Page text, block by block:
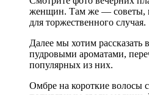
женщин. Там же — советы,
для торжественного случая.
Далее мы хотим рассказать
пудровыми ароматами,
популярных из них.
Омбре на короткие волосы